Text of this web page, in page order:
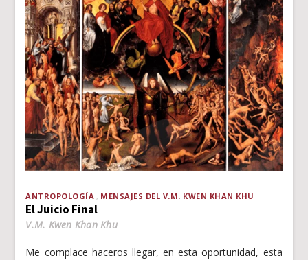
ANTROPOLOGÍA MENSAJES DEL V.M. KWEN KHAN KHU
El Juicio Final
V.M. Kwen Khan Khu
Me complace haceros llegar, en esta oportunidad, esta